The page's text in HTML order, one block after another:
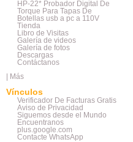
HP-22* Probador Digital De
Torque Para Tapas De
Botellas usb a pc a 110V
Tienda
Libro de Visitas
Galería de videos
Galería de fotos
Descargas
Contáctanos
Más
Vínculos
Verificador De Facturas Gratis
Aviso de Privacidad
Siguemos desde el Mundo
Encuentranos
plus.google.com
Contacte WhatsApp